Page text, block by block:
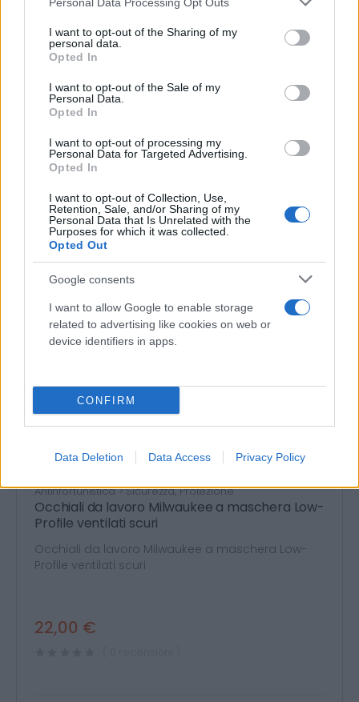
not limited to your visit or usage behaviour. You may click to
grant or deny consent to Google and its third-party tags to
use your data for below specified purposes in below Google
consent section.
I want to opt-out of the Sharing of my
personal data.
Opted In
I want to opt-out of the Sale of my
Personal Data.
Opted In
I want to opt-out of processing my
Personal Data for Targeted Advertising.
Opted In
I want to opt-out of Collection, Use,
Retention, Sale, and/or Sharing of my
Personal Data that Is Unrelated with the
Purposes for which it was collected.
Opted Out
Google consents
I want to allow Google to enable storage
related to advertising like cookies on web or
device identifiers in apps.
CONFIRM
Data Deletion Data Access Privacy Policy
Occhiali da lavoro Milwaukee con inserto in
schiuma e lenti trasparenti
schiuma e lenti trasparenti
15,00 €
( 0 recensioni )
Antinfortunistica > Sicurezza, Protezione
Occhiali da lavoro Milwaukee a maschera Low-
Profile ventilati scuri
Occhiali da lavoro Milwaukee a maschera Low-
Profile ventilati scuri
22,00 €